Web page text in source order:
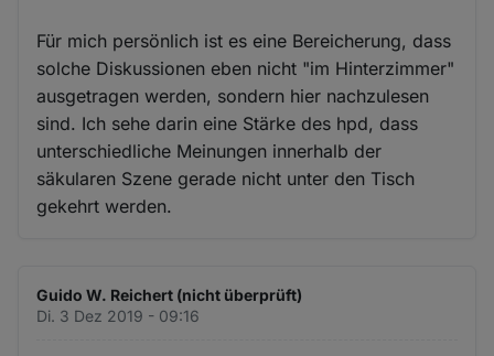
Für mich persönlich ist es eine Bereicherung, dass
solche Diskussionen eben nicht "im Hinterzimmer"
ausgetragen werden, sondern hier nachzulesen
sind. Ich sehe darin eine Stärke des hpd, dass
unterschiedliche Meinungen innerhalb der
säkularen Szene gerade nicht unter den Tisch
gekehrt werden.
Guido W. Reichert (nicht überprüft)
Di. 3 Dez 2019 - 09:16